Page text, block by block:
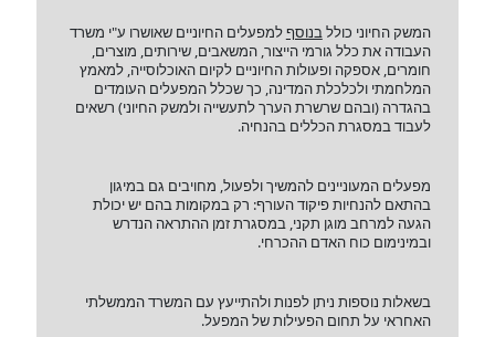
המשק החיוני כוללבנוסףלמפעלים החיוניים שאושרו ע"י משרד
העבודה את כלל גורמי הייצור, המשאבים, שירותים, מוצרים,
חומרים, אספקה ופעולות החיוניים לקיום האוכלוסייה, למאמץ
המלחמתי ולכלכלת המדינה, כך שכלל המפעלים העומדים
בהגדרה (ובהם שרשרת הערך לתעשייה ולמשק החיוני) רשאים
לעבוד במסגרת הכללים בהנחיה.
מפעלים המעוניינים להמשיך ולפעול, מחויבים גם במיגון
בהתאם להנחיות פיקוד העורף: רק במקומות בהם יש יכולת
הגעה למרחב מוגן תקני, במסגרת זמן ההתראה הנדרש
ובמינימום כוח האדם ההכרחי.
בשאלות נוספות ניתן לפנות ולהתייעץ עם המשרד הממשלתי
האחראי על תחום הפעילות של המפעל.